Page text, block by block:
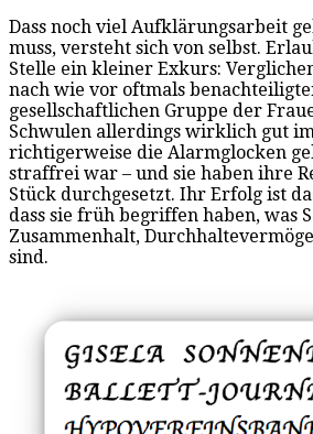
Dass noch viel Aufklärungsarbeit
muss, versteht sich von selbst.
Stelle ein kleiner Exkurs:
nach wie vor oftmals
gesellschaftlichen Gruppe der
Schwulen allerdings wirklich gut
richtigerweise die Alarmglocken
straffrei war – und sie haben ihre
Stück durchgesetzt. Ihr Erfolg ist
dass sie früh begriffen haben, was
Zusammenhalt,
sind.